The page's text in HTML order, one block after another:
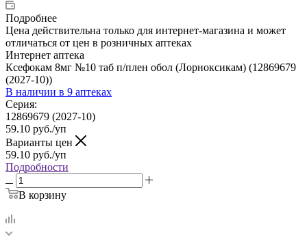
Подробнее
Цена действительна только для интернет-магазина и может
отличаться от цен в розничных аптеках
Интернет аптека
Ксефокам 8мг №10 таб п/плен обол (Лорноксикам) (12869679
(2027-10))
В наличии в 9 аптеках
Серия:
12869679 (2027-10)
59.10 руб./уп
Варианты цен
59.10 руб./уп
Подробности
В корзину